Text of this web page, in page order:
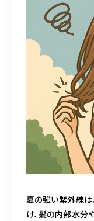
夏の強い紫外線は
け、髪の内部水分